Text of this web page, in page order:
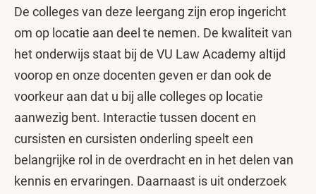
De colleges van deze leergang zijn erop ingericht
om op locatie aan deel te nemen. De kwaliteit van
het onderwijs staat bij de VU Law Academy altijd
voorop en onze docenten geven er dan ook de
voorkeur aan dat u bij alle colleges op locatie
aanwezig bent. Interactie tussen docent en
cursisten en cursisten onderling speelt een
belangrijke rol in de overdracht en in het delen van
kennis en ervaringen. Daarnaast is uit onderzoek